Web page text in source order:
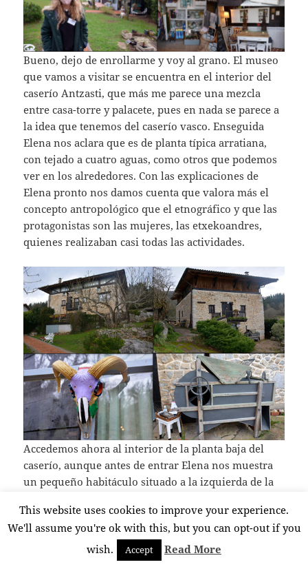
Bueno, dejo de enrollarme y voy al grano. El museo
que vamos a visitar se encuentra en el interior del
caserío Antzasti, que más me parece una mezcla
entre casa-torre y palacete, pues en nada se parece a
la idea que tenemos del caserío vasco. Enseguida
Elena nos aclara que es de planta típica arratiana,
con tejado a cuatro aguas, como otros que podemos
ver en los alrededores. Con las explicaciones de
Elena pronto nos damos cuenta que valora más el
concepto antropológico que el etnográfico y que las
protagonistas son las mujeres, las etxekoandres,
quienes realizaban casi todas las actividades.
Accedemos ahora al interior de la planta baja del
caserío, aunque antes de entrar Elena nos muestra
un pequeño habitáculo situado a la izquierda de la
cerdos. La planta baja del caserío se dedicaba a la
cuadra, donde se guardaban los aperos y los
animales, que a su vez proporcionaban calor a la
planta superior en donde se encontraba la vivienda.
This website uses cookies to improve your experience.
We'll assume you're ok with this, but you can opt-out if you
wish.
Accept Read More